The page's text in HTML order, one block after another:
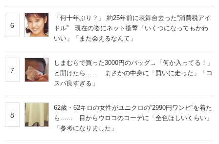
6
「何十年ぶり？」 約25年前に表舞台去った“消費税アイ
ドル” 現在の姿にネット衝撃「いくつになってもかわ
いい」「また会えるなんて」
7
しまむらで買った3000円のバッグ→「何か入ってる！」
と開けたら…… まさかの中身に「買いに走った」「コ
スパ良すぎる」
8
62歳・62キロの女性がユニクロの“2990円ワンピ”を着た
ら…… 目からウロコのコーデに「全色ほしいくらい」
「参考になりました」